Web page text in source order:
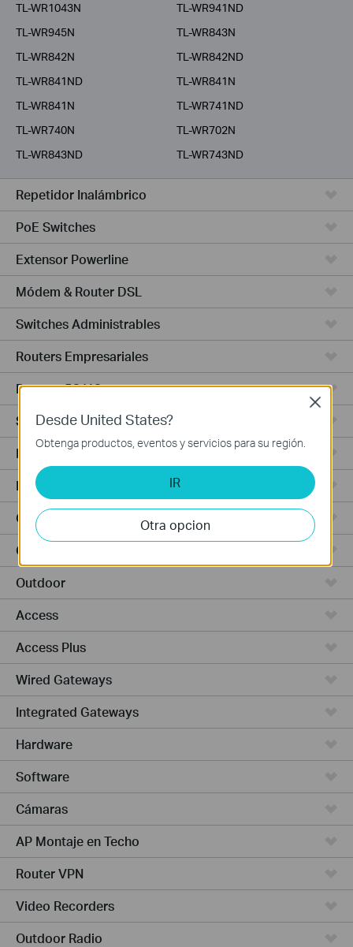
TL-WR1043N
TL-WR941ND
TL-WR945N
TL-WR843N
TL-WR842N
TL-WR842ND
TL-WR841ND
TL-WR841N
TL-WR841N
TL-WR741ND
TL-WR740N
TL-WR702N
TL-WR843ND
TL-WR743ND
Repetidor Inalámbrico
PoE Switches
Extensor Powerline
Módem & Router DSL
Switches Administrables
Routers Empresariales
Routers 5G/4G
Switches Smart
Punto de Acceso
Routers de Alta Potencia
Cámaras y seguridad
Ceiling Mount
Outdoor
Access
Access Plus
Wired Gateways
Integrated Gateways
Hardware
Software
Cámaras
AP Montaje en Techo
Router VPN
Video Recorders
Outdoor Radio
Desde United States?
Obtenga productos, eventos y servicios para su región.
IR
Otra opcion
Close